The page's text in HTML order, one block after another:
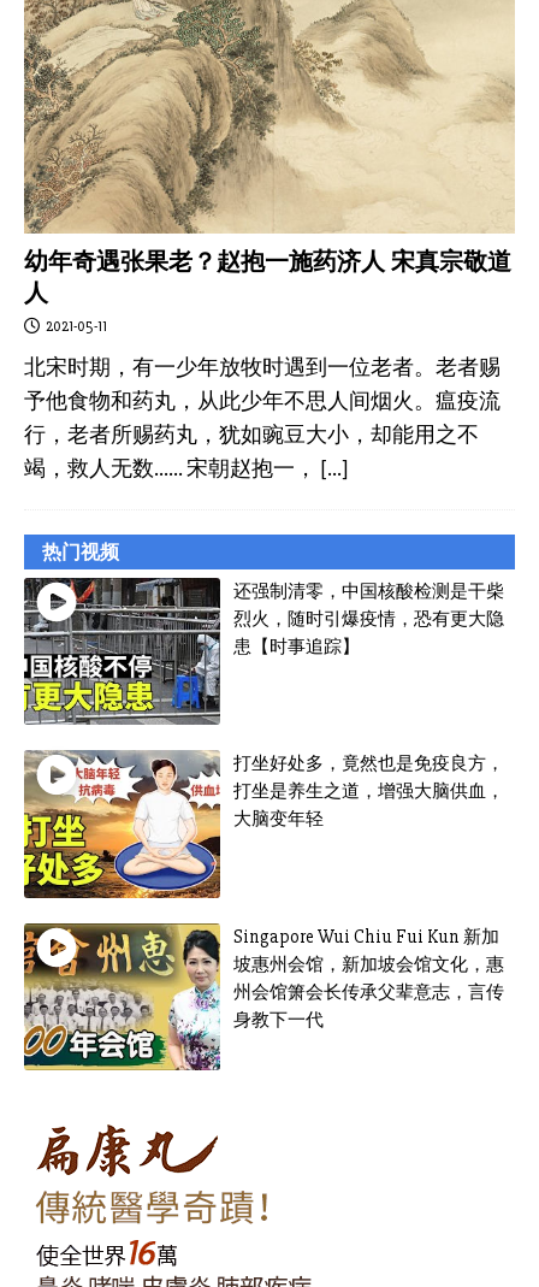
幼年奇遇张果老？赵抱一施药济人 宋真宗敬道
人
2021-05-11
北宋时期，有一少年放牧时遇到一位老者。老者赐
予他食物和药丸，从此少年不思人间烟火。瘟疫流
行，老者所赐药丸，犹如豌豆大小，却能用之不
竭，救人无数…… 宋朝赵抱一， […]
热门视频
还强制清零，中国核酸检测是干柴
烈火，随时引爆疫情，恐有更大隐
患【时事追踪】
打坐好处多，竟然也是免疫良方，
打坐是养生之道，增强大脑供血，
大脑变年轻
Singapore Wui Chiu Fui Kun 新加
坡惠州会馆，新加坡会馆文化，惠
州会馆箫会长传承父辈意志，言传
身教下一代